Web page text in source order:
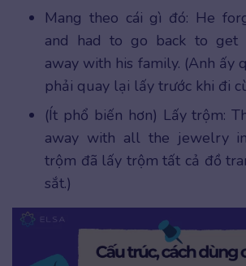
Mang theo cái gì đó: He
and had to go back to get
away with his family. (Anh ấy
phải quay lại lấy trước khi đi
(Ít phổ biến hơn) Lấy trộm:
away with all the jewelry
trộm đã lấy trộm tất cả đồ
sắt.)